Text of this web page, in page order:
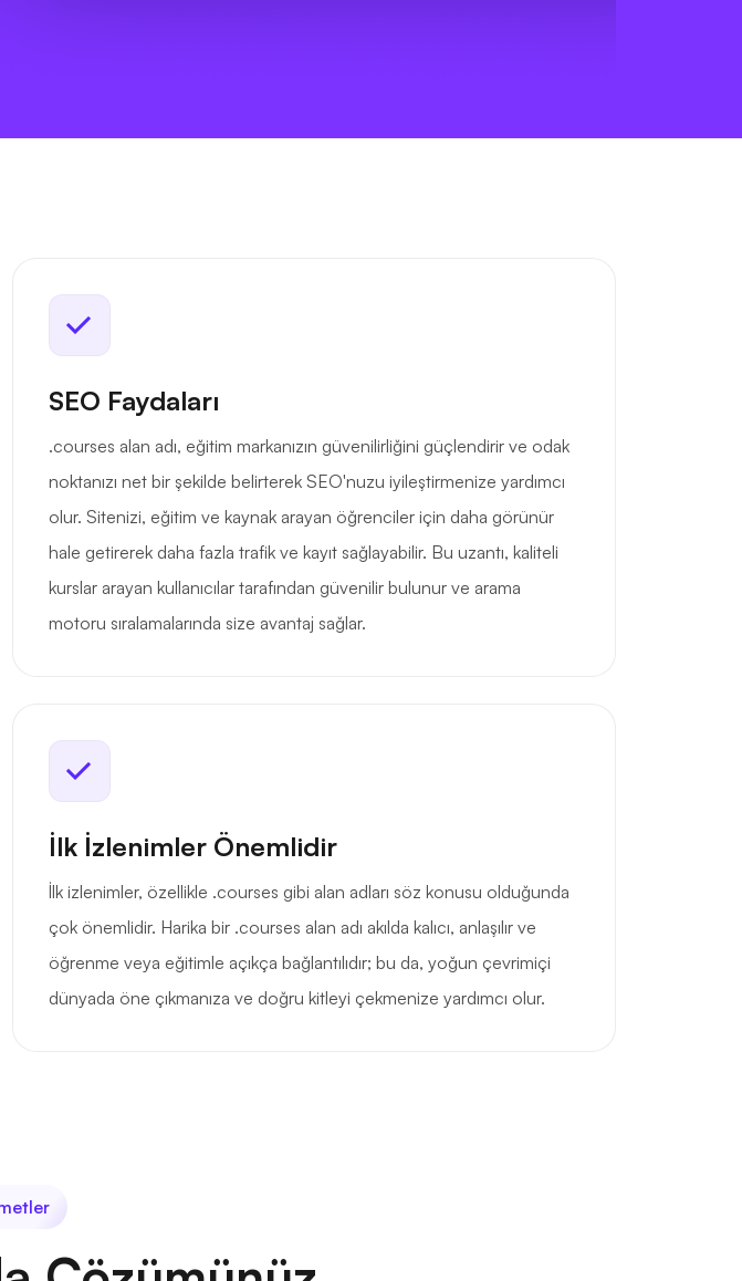
SEO Faydaları
.courses alan adı, eğitim markanızın güvenilirliğini güçlendirir ve odak
noktanızı net bir şekilde belirterek SEO'nuzu iyileştirmenize yardımcı
olur. Sitenizi, eğitim ve kaynak arayan öğrenciler için daha görünür
hale getirerek daha fazla trafik ve kayıt sağlayabilir. Bu uzantı, kaliteli
kurslar arayan kullanıcılar tarafından güvenilir bulunur ve arama
motoru sıralamalarında size avantaj sağlar.
İlk İzlenimler Önemlidir
İlk izlenimler, özellikle .courses gibi alan adları söz konusu olduğunda
çok önemlidir. Harika bir .courses alan adı akılda kalıcı, anlaşılır ve
öğrenme veya eğitimle açıkça bağlantılıdır; bu da, yoğun çevrimiçi
dünyada öne çıkmanıza ve doğru kitleyi çekmenize yardımcı olur.